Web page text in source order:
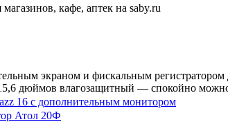
экраном и фискальным
дюймов влагозащитный — спокойно
16 с дополнительным монитором
Атол 20Ф